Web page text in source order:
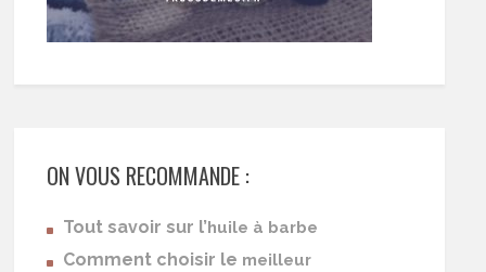
ON VOUS RECOMMANDE :
Tout savoir sur l’huile à barbe
Comment choisir le meilleur